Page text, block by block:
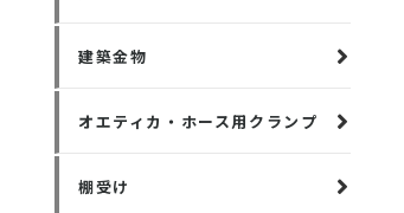
建築金物
オエティカ・ホース用クランプ
棚受け